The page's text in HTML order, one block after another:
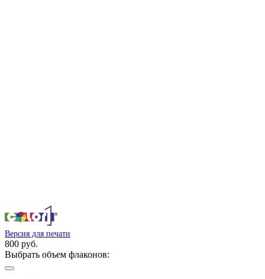
Версия для печати
800 руб.
Выбрать объем флаконов: